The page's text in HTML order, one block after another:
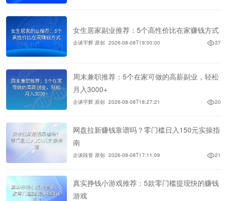
女生居家副业推荐：5个高性价比在家赚钱方式
企谈宇辉 原创 2026-08-08T19:00:00 37
周末兼职推荐：5个在家可做的高薪副业，轻松
月入3000+
企谈宇辉 原创 2026-08-08T18:27:21 20
网盘拉新赚钱靠谱吗？零门槛日入150元实操指
南
企谈段誉 原创 2026-08-08T17:11:09 21
真实挣钱小游戏推荐：5款零门槛提现快的赚钱
游戏